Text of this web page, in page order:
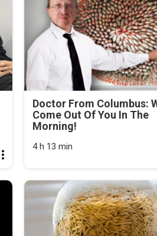
Doctor From Columbus:
Come Out Of You In The
Morning!
4 h 13 min